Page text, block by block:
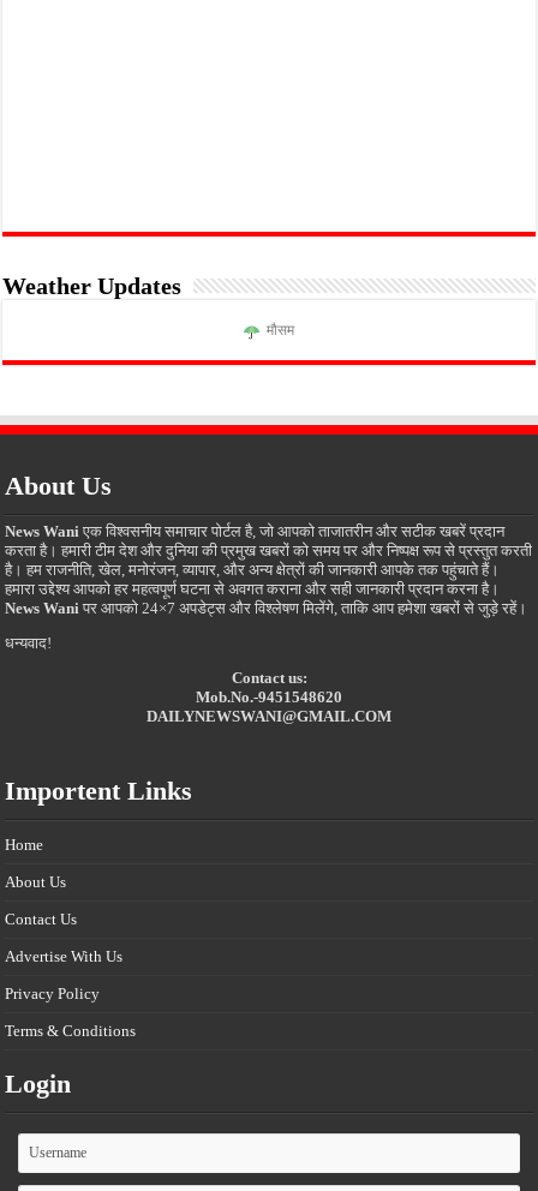
Weather Updates
मौसम
About Us
News Wani एक विश्वसनीय समाचार पोर्टल है, जो आपको ताजातरीन और सटीक खबरें प्रदान
करता है। हमारी टीम देश और दुनिया की प्रमुख खबरों को समय पर और निष्पक्ष रूप से प्रस्तुत करती
है। हम राजनीति, खेल, मनोरंजन, व्यापार, और अन्य क्षेत्रों की जानकारी आपके तक पहुंचाते हैं।
हमारा उद्देश्य आपको हर महत्वपूर्ण घटना से अवगत कराना और सही जानकारी प्रदान करना है।
News Wani पर आपको 24×7 अपडेट्स और विश्लेषण मिलेंगे, ताकि आप हमेशा खबरों से जुड़े रहें।
धन्यवाद!
Contact us:
Mob.No.-9451548620
DAILYNEWSWANI@GMAIL.COM
Importent Links
Home
About Us
Contact Us
Advertise With Us
Privacy Policy
Terms & Conditions
Login